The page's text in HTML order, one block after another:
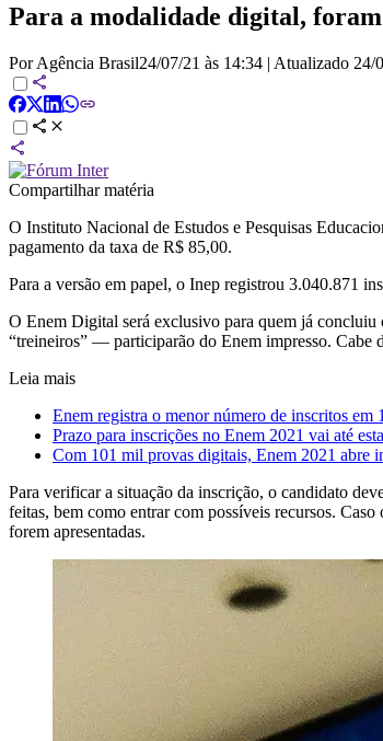
Para a modalidade digital,
Por Agência Brasil24/07/21 às 14:34 | Atualizado 24/
Compartilhar matéria
O Instituto Nacional de Estudos e Pesquisas
pagamento da taxa de R$ 85,00.
Para a versão em papel, o Inep registrou 3.040.871
O Enem Digital será exclusivo para quem já concluiu
“treineiros” — participarão do Enem impresso. Cabe
Leia mais
Enem registra o menor número de inscritos em
Prazo para inscrições no Enem 2021 vai até
Com 101 mil provas digitais, Enem 2021 abre
Para verificar a situação da inscrição, o candidato
feitas, bem como entrar com possíveis recursos.
forem apresentadas.